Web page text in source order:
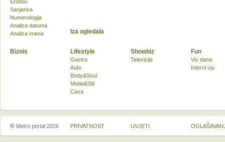
Biznis Lifestyle
Gastro
Auto
Body&Soul
Moda&Stil
Casa
Showbiz
Televizija
Fun
Vic dana
Interni vju
Erotski
Sanjarica
Numerologija
Analiza datuma
Analiza imena
Iza ogledala
© Metro portal 2026 PRIVATNOST UVJETI